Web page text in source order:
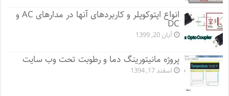
انواع اپتوکوپلر و کاربردهای آنها در مدارهای AC و
DC
آبان 20, 1399
پروژه مانيتورينگ دما و رطوبت تحت وب سایت
اسفند 17, 1394